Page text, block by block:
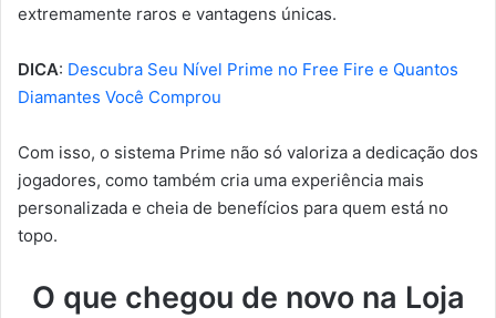
extremamente raros e vantagens únicas.
DICA: Descubra Seu Nível Prime no Free Fire e Quantos
Diamantes Você Comprou
Com isso, o sistema Prime não só valoriza a dedicação dos
jogadores, como também cria uma experiência mais
personalizada e cheia de benefícios para quem está no
topo.
O que chegou de novo na Loja